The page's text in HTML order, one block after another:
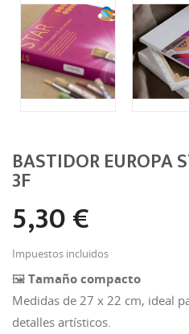
BASTIDOR EUROPA
3F
5,30 €
Impuestos incluidos
🖼️ Tamaño compacto
Medidas de 27 x 22 cm, ideal
detalles artísticos.